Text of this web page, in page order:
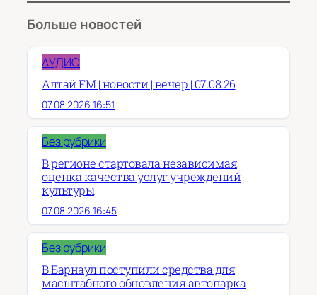
Больше новостей
АУДИО
Алтай FM | новости | вечер | 07.08.26
07.08.2026 16:51
Без рубрики
В регионе стартовала независимая
оценка качества услуг учреждений
культуры
07.08.2026 16:45
Без рубрики
В Барнаул поступили средства для
масштабного обновления автопарка